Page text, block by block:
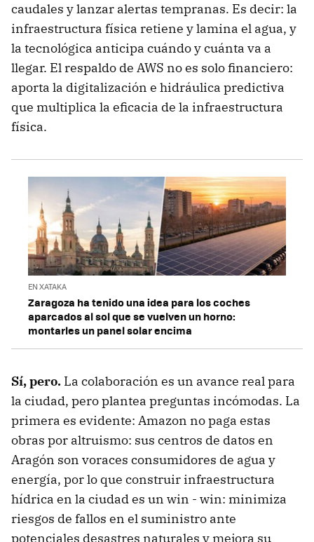
caudales y lanzar alertas tempranas. Es decir: la
infraestructura física retiene y lamina el agua, y
la tecnológica anticipa cuándo y cuánta va a
llegar. El respaldo de AWS no es solo financiero:
aporta la digitalización e hidráulica predictiva
que multiplica la eficacia de la infraestructura
física.
EN XATAKA
Zaragoza ha tenido una idea para los coches
aparcados al sol que se vuelven un horno:
montarles un panel solar encima
Sí, pero. La colaboración es un avance real para
la ciudad, pero plantea preguntas incómodas. La
primera es evidente: Amazon no paga estas
obras por altruismo: sus centros de datos en
Aragón son voraces consumidores de agua y
energía, por lo que construir infraestructura
hídrica en la ciudad es un win - win: minimiza
riesgos de fallos en el suministro ante
potenciales desastres naturales y mejora su